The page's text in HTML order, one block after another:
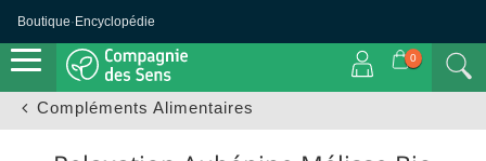
Boutique· Encyclopédie
0
Compléments Alimentaires